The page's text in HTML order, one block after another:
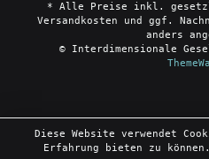
* Alle Preise inkl.
Versandkosten und ggf.
anders
© Interdimensionale
Diese Website verwendet
Erfahrung bieten zu